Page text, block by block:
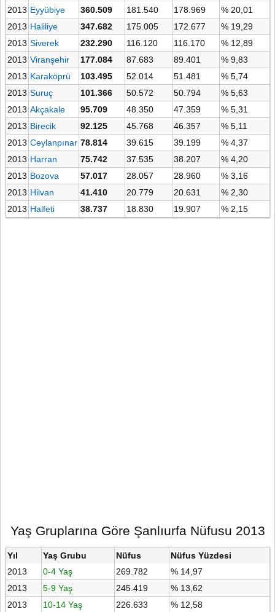
2013 Eyyübiye 360.509 181.540 178.969
% 20,01
2013 Haliliye 347.682 175.005 172.677
% 19,29
2013 Siverek 232.290 116.120 116.170
% 12,89
2013 Viranşehir 177.084 87.683 89.401
% 9,83
2013 Karaköprü 103.495 52.014 51.481
% 5,74
2013 Suruç 101.366 50.572 50.794
% 5,63
2013 Akçakale 95.709 48.350 47.359
% 5,31
2013 Birecik 92.125 45.768 46.357
% 5,11
2013 Ceylanpınar 78.814 39.615 39.199
% 4,37
2013 Harran 75.742 37.535 38.207
% 4,20
2013 Bozova 57.017 28.057 28.960
% 3,16
2013 Hilvan 41.410 20.779 20.631
% 2,30
2013 Halfeti 38.737 18.830 19.907 % 2,15
Yaş Gruplarına Göre Şanlıurfa Nüfusu 2013
Yıl Yaş Grubu Nüfus
Nüfus Yüzdesi
2013
0-4 Yaş 269.782
% 14,97
2013
5-9 Yaş 245.419
% 13,62
2013
10-14 Yaş 226.633
% 12,58